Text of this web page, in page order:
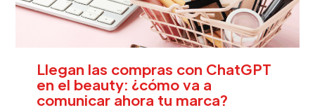
Llegan las compras con ChatGPT
en el beauty: ¿cómo va a
comunicar ahora tu marca?